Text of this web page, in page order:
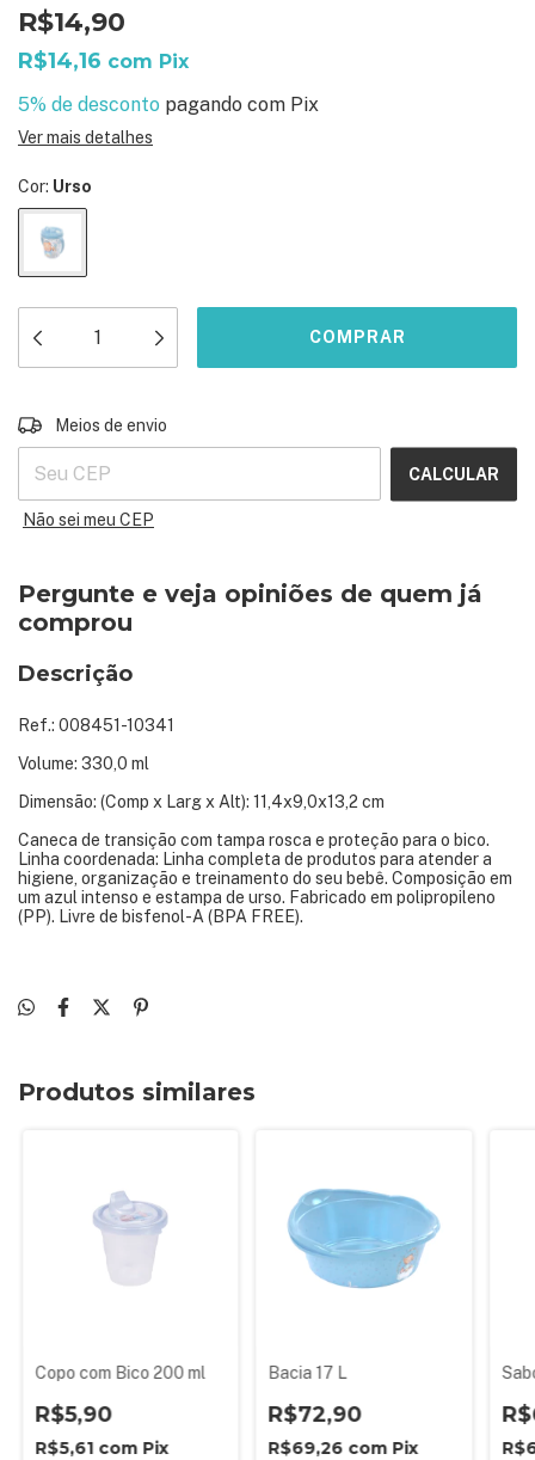
R$14,90
R$14,16 com Pix
5% de desconto pagando com Pix
Ver mais detalhes
Cor: Urso
Entregas para o CEP:
Meios de envio
CALCULAR
Não sei meu CEP
Pergunte e veja opiniões de quem já
comprou
Descrição
Ref.: 008451-10341
Volume: 330,0 ml
Dimensão: (Comp x Larg x Alt): 11,4x9,0x13,2 cm
Caneca de transição com tampa rosca e proteção para o bico.
Linha coordenada: Linha completa de produtos para atender a
higiene, organização e treinamento do seu bebê. Composição em
um azul intenso e estampa de urso. Fabricado em polipropileno
(PP). Livre de bisfenol-A (BPA FREE).
Produtos similares
Copo com Bico 200 ml
R$5,90
R$5,61 com Pix
Bacia 17 L
R$72,90
R$69,26 com Pix